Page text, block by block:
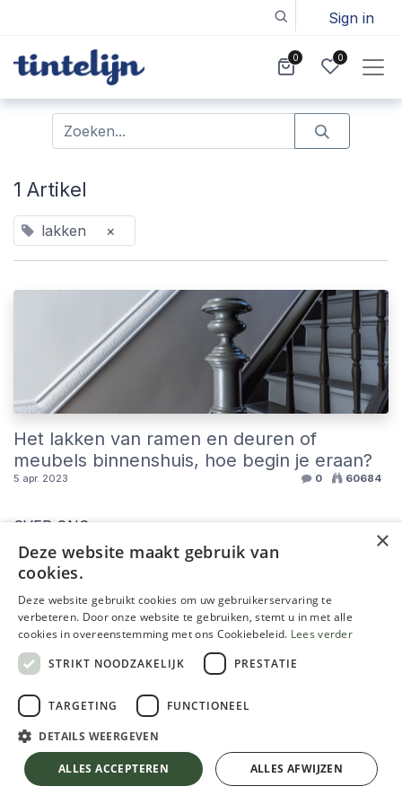
Sign in
0 0
1 Artikel
lakken ×
Het lakken van ramen en deuren of
meubels binnenshuis, hoe begin je eraan?
5 apr. 2023 0 60684
OVER ONS
Tintelijn is veruit het meest natuurlijke schildersbedrijf
én verfwinkel.
In deze blog delen we graag onze ervaringen en tips:
kalei, lak, muurverf, leemverf,... en zoveel meer.
VOLG ONS
×
Deze website maakt gebruik van
cookies.
Deze website gebruikt cookies om uw gebruikerservaring te
verbeteren. Door onze website te gebruiken, stemt u in met alle
cookies in overeenstemming met ons Cookiebeleid. Lees verder
STRIKT NOODZAKELIJK
PRESTATIE
TARGETING FUNCTIONEEL
DETAILS WEERGEVEN
ALLES ACCEPTEREN ALLES AFWIJZEN